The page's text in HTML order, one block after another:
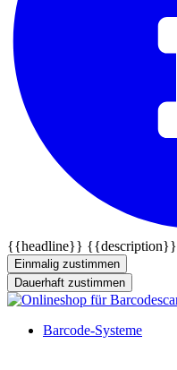
{{headline}} {{description}}
Einmalig zustimmen
Dauerhaft zustimmen
Barcode-Systeme